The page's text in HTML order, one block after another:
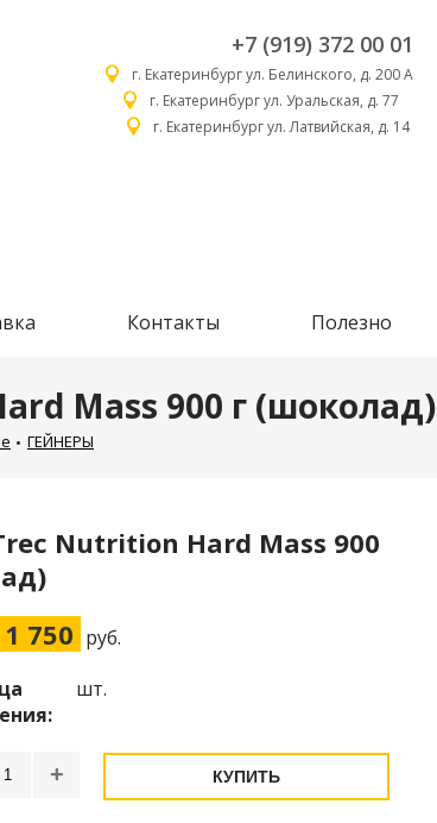
+7 (919) 372 00 01
г. Екатеринбург ул. Белинского, д. 200 А
г. Екатеринбург ул. Уральская, д. 77
г. Екатеринбург ул. Латвийская, д. 14
Контакты Полезно
Mass 900 г (шоколад)
ГЕЙНЕРЫ
Nutrition Hard Mass 900
1 750 руб.
шт.
+ КУПИТЬ